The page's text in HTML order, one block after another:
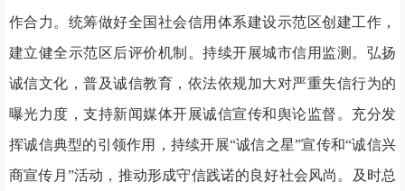
作合力。统筹做好全国社会信用体系建设示范区创建工作，
建立健全示范区后评价机制。持续开展城市信用监测。弘扬
诚信文化，普及诚信教育，依法依规加大对严重失信行为的
曝光力度，支持新闻媒体开展诚信宣传和舆论监督。充分发
挥诚信典型的引领作用，持续开展“诚信之星”宣传和“诚信兴
商宣传月”活动，推动形成守信践诺的良好社会风尚。及时总